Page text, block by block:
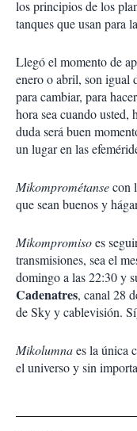
los principios de los
tanques que usan para
Llegó el momento de
enero o abril, son igual
para cambiar, para
hora sea cuando usted,
duda será buen
un lugar en las
Mikomprométansecon
que sean buenos y
Mikompromisoes
transmisiones, sea el
domingo a las 22:30 y
Cadenatres, canal 28
de Sky y cablevisión.
Mikolumnaes la única
el universo y sin